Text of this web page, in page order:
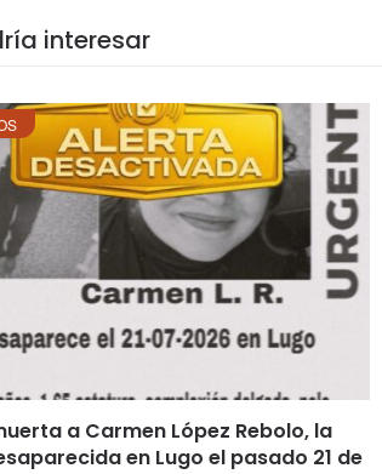
interesar
a Carmen López Rebolo, la
en Lugo el pasado 21 de